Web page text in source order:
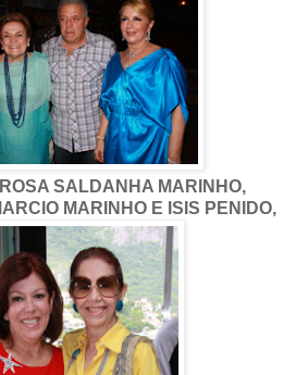
SALDANHA MARINHO,
MARINHO E ISIS PENIDO,